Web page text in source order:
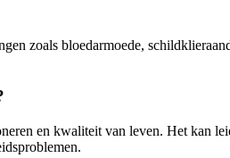
zoals bloedarmoede,
en kwaliteit van leven. Het kan